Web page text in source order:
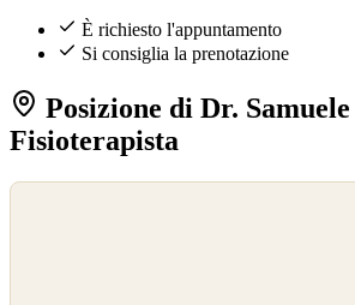
È richiesto l'appuntamento
Si consiglia la prenotazione
Posizione di Dr.
Fisioterapista